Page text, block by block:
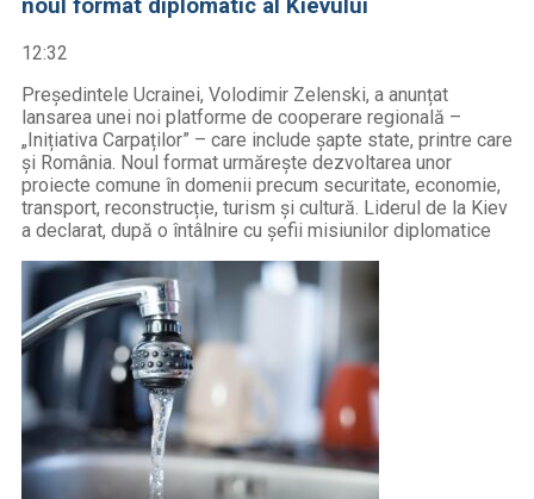
noul format diplomatic al Kievului
12:32
Președintele Ucrainei, Volodimir Zelenski, a anunțat
lansarea unei noi platforme de cooperare regională –
„Inițiativa Carpaților” – care include șapte state, printre care
și România. Noul format urmărește dezvoltarea unor
proiecte comune în domenii precum securitate, economie,
transport, reconstrucție, turism și cultură. Liderul de la Kiev
a declarat, după o întâlnire cu șefii misiunilor diplomatice